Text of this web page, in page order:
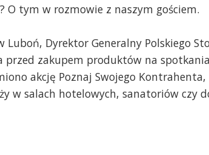
O tym w rozmowie z naszym gościem.
Luboń, Dyrektor Generalny Polskiego
przed zakupem produktów na
akcję Poznaj Swojego
w salach hotelowych, sanatoriów czy